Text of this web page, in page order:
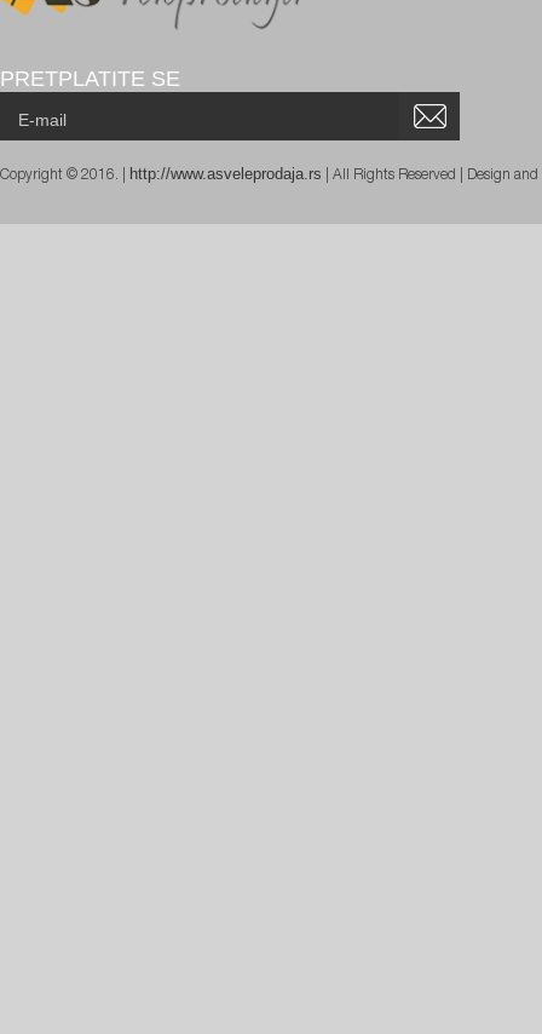
PRETPLATITE SE
Copyright © 2016. | http://www.asveleprodaja.rs | All Rights Reserved | Design